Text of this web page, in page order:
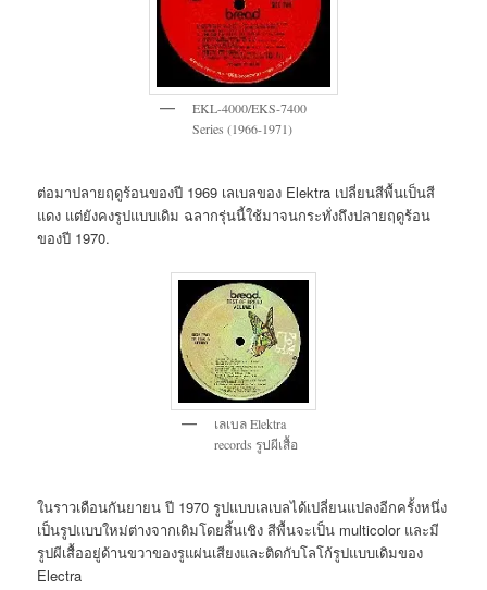
EKL-4000/EKS-7400
Series (1966-1971)
ต่อมาปลายฤดูร้อนของปี 1969 เลเบลของ Elektra เปลี่ยนสีพื้นเป็นสี
แดง แต่ยังคงรูปแบบเดิม ฉลากรุ่นนี้ใช้มาจนกระทั่งถึงปลายฤดูร้อน
ของปี 1970.
เลเบล Elektra
records รูปผีเสื้อ
ในราวเดือนกันยายน ปี 1970 รูปแบบเลเบลได้เปลี่ยนแปลงอีกครั้งหนึ่ง
เป็นรูปแบบใหม่ต่างจากเดิมโดยสิ้นเชิง สีพื้นจะเป็น multicolor และมี
รูปผีเสื้ออยู่ด้านขวาของรูแผ่นเสียงและติดกับโลโก้รูปแบบเดิมของ
Electra